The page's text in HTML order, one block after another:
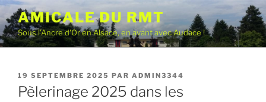
Aller
au
contenu
principal
AMICALE DU RMT
Sous l'Ancre d'Or en Alsace, en avant avec Audace !
PUBLIÉ
LE
19 SEPTEMBRE 2025 PAR ADMIN3344
Pèlerinage 2025 dans les